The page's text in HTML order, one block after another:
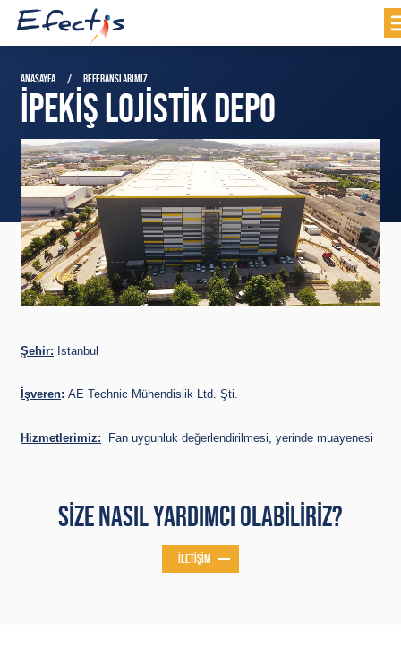
ANASAYFA REFERANSLARIMIZ
İPEKİŞ LOJİSTİK DEPO
Şehir: Istanbul
İşveren: AE Technic Mühendislik Ltd. Şti.
Hizmetlerimiz: Fan uygunluk değerlendirilmesi, yerinde muayenesi
SIZE NASIL YARDIMCI OLABILIRIZ?
İLETIŞIM